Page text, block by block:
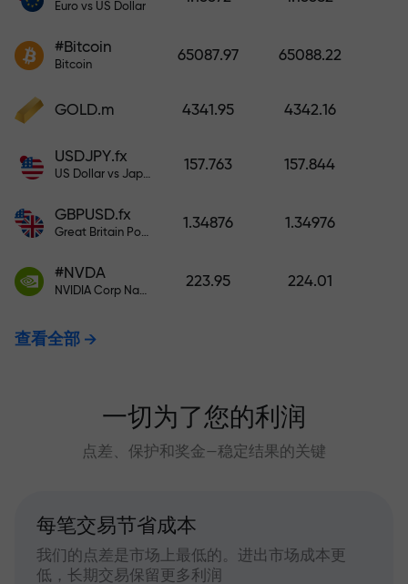
奖金。X1000不是印刷错误。存款
Euro vs US Dollar
#Bitcoin
Bitcoin
65087.97 65088.22
GOLD.m 4341.95 4342.16
USDJPY.fx
US Dollar vs Japanese Yen
157.763 157.844
GBPUSD.fx
Great Britain Pound vs US Dollar
1.34876 1.34976
#NVDA
NVIDIA Corp Nasdaq Stock Exchange (Nasdaq) USD
223.95 224.01
查看全部
一切为了您的利润
点差、保护和奖金—稳定结果的关键
每笔交易节省成本
我们的点差是市场上最低的。进出市场成本更
低，长期交易保留更多利润